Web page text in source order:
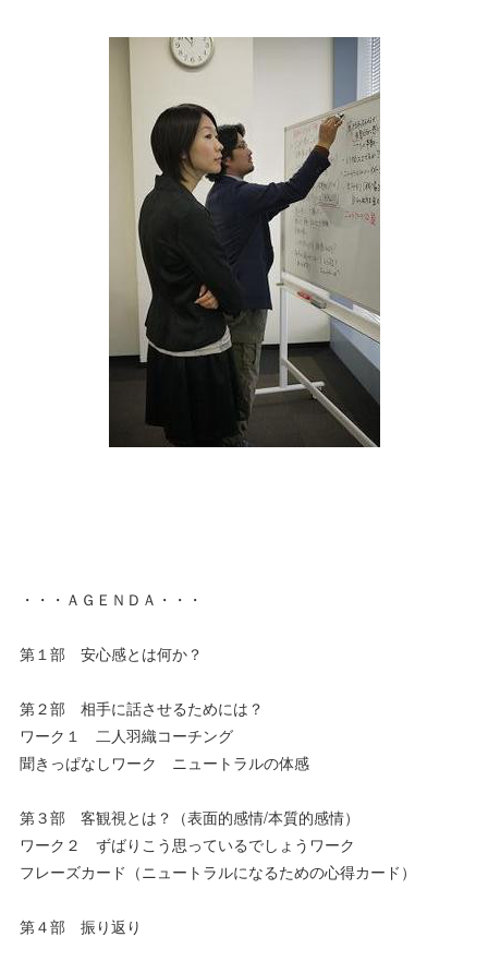
・・・ＡＧＥＮＤＡ・・・
第１部 安心感とは何か？
第２部 相手に話させるためには？
ワーク１ 二人羽織コーチング
聞きっぱなしワーク ニュートラルの体感
第３部 客観視とは？（表面的感情/本質的感情）
ワーク２ ずばりこう思っているでしょうワーク
フレーズカード（ニュートラルになるための心得カード）
第４部 振り返り